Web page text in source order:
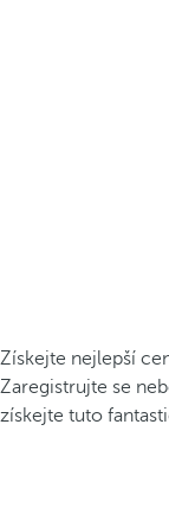
Získejte nejlepší
Zaregistrujte se
získejte tuto